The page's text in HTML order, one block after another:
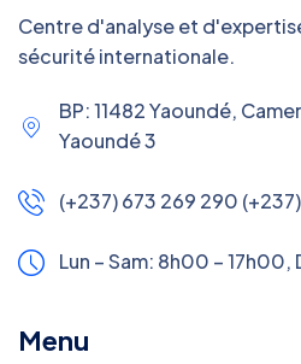
Centre d'analyse et
sécurité internationale.
BP: 11482 Yaoundé,
Yaoundé 3
(+237) 673 269 290 (+237)
Lun – Sam: 8h00 – 17h00,
Menu